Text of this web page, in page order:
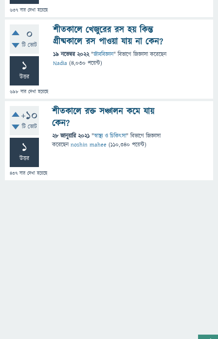
637 বার দেখা হয়েছে
0
টি ভোট
1
উত্তর
698 বার দেখা হয়েছে
শীতকালে খেজুরের রস হয় কিন্ত
গ্রীষ্মকালে রস পাওয়া যায় না কেন?
19 নভেম্বর 2022 "জীববিজ্ঞান" বিভাগে জিজ্ঞাসাকরেছেন
Nadia (4,030 পয়েন্ট)
+10
টি ভোট
1
উত্তর
437 বার দেখা হয়েছে
শীতকালে রক্ত সঞ্চালন কমে যায়
কেন?
28 জানুয়ারি 2021 "স্বাস্থ্য ও চিকিৎসা" বিভাগে জিজ্ঞাসা
করেছেনnoshin mahee (110,340 পয়েন্ট)